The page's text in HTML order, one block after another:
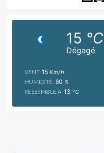
Dégagé
15 °C
VENT: 15 Km/h
HUMIDITÉ: 80 %
RESSEMBLE À: 13 °C